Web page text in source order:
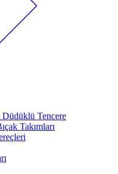
Tencere
Takımları